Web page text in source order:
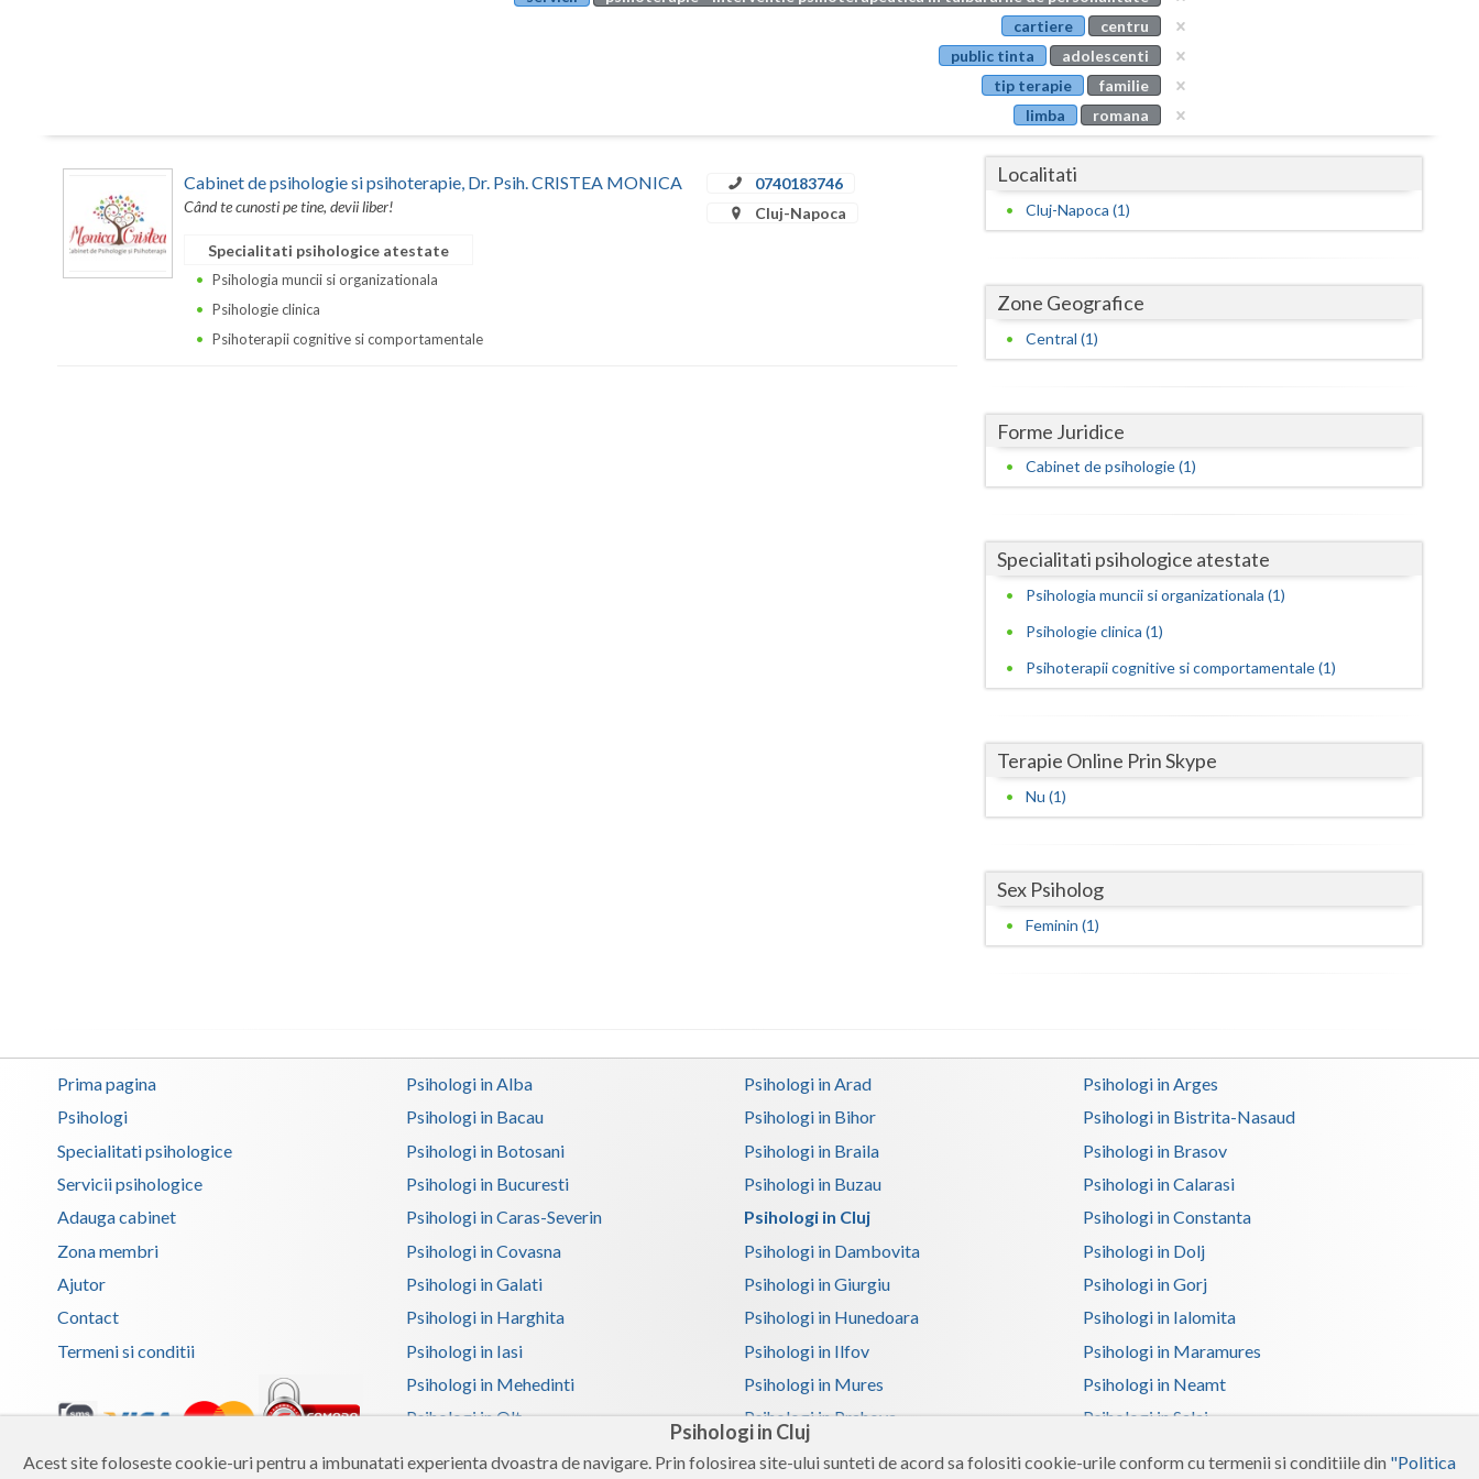
Psihologi in Cluj
Acest site foloseste cookie-uri pentru a imbunatati experienta dvoastra de navigare. Prin folosirea site-ului sunteti de acord sa folositi cookie-urile conform cu termenii si conditiile din "Politica
Buzau
Calarasi
Caras-Severin
Covasna
Dolj
Galati
Giurgiu
Gorj
Hunedoara
Ialomita
Iasi
Ilfov
Mehedinti
Suceava
Teleorman
Tulcea
Valcea
Vaslui
Vrancea
cartiere
centru
public tinta
adolescenti
tip terapie
familie
limba
romana
Cabinet de psihologie si psihoterapie, Dr. Psih. CRISTEA MONICA
Când te cunosti pe tine, devii liber!
0740183746
Cluj-Napoca
Specialitati psihologice atestate
Psihologia muncii si organizationala
Psihologie clinica
Psihoterapii cognitive si comportamentale
Localitati
Cluj-Napoca (1)
Zone Geografice
Central (1)
Forme Juridice
Cabinet de psihologie (1)
Specialitati psihologice atestate
Psihologia muncii si organizationala (1)
Psihologie clinica (1)
Psihoterapii cognitive si comportamentale (1)
Terapie Online Prin Skype
Nu (1)
Sex Psiholog
Feminin (1)
Prima pagina
Psihologi
Specialitati psihologice
Servicii psihologice
Adauga cabinet
Zona membri
Ajutor
Contact
Termeni si conditii
Copyright 2026 Reframing SRL
Psihologi in Alba Psihologi in Arad
Psihologi in Arges
Psihologi in Bacau
Psihologi in Bihor
Psihologi in Bistrita-Nasaud
Psihologi in Botosani
Psihologi in Braila
Psihologi in Brasov
Psihologi in Bucuresti
Psihologi in Buzau
Psihologi in Calarasi
Psihologi in Caras-Severin
Psihologi in Cluj
Psihologi in Constanta
Psihologi in Covasna
Psihologi in Dambovita
Psihologi in Dolj
Psihologi in Galati
Psihologi in Giurgiu
Psihologi in Gorj
Psihologi in Harghita
Psihologi in Hunedoara
Psihologi in Ialomita
Psihologi in Iasi
Psihologi in Ilfov
Psihologi in Maramures
Psihologi in Mehedinti
Psihologi in Mures
Psihologi in Neamt
Psihologi in Olt
Psihologi in Prahova
Psihologi in Salaj